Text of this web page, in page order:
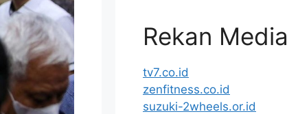
Rekan Media
tv7.co.id
zenfitness.co.id
suzuki-2wheels.or.id